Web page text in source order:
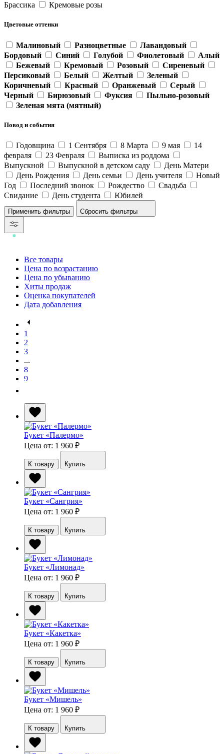
Брассика
Кремовые розы
Цветовые оттенки
Малиновый Разноцветные
Лавандовый
Бордовый
Синий Голубой Фиолетовый
Алый
Бежевый
Кремовый Розовый
Сиреневый
Персиковый
Белый Желтый
Зеленый
Коричневый
Красный Оранжевый
Серый
Черный
Бирюзовый Фуксия
Пыльно-розовый
Зеленая мята (мятный)
Повод и события
Годовщина 1 Сентября 8 Марта 9 мая
14
февраля
23 Февраля
Выписка из роддома
Выпускной
Выпускной в детском саду
День Матери
День Рождения
День семьи День учителя
Новый
Год
Последний звонок Рождество
Свадьба
Свидание
День студента Юбилей
Сбросить фильтры
Все товары
Цена по возрастанию
Цена по убыванию
Хиты продаж
Оценка покупателей
Дата добавления
1
2
3
...
8
9
Букет «Палермо»
Цена от: 1 960 ₽
К товару Купить
Букет «Сангрия»
Цена от: 1 960 ₽
К товару Купить
Букет «Лимонад»
Цена от: 1 960 ₽
К товару Купить
Букет «Какетка»
Цена от: 1 960 ₽
К товару Купить
Букет «Мишель»
Цена от: 1 960 ₽
К товару Купить